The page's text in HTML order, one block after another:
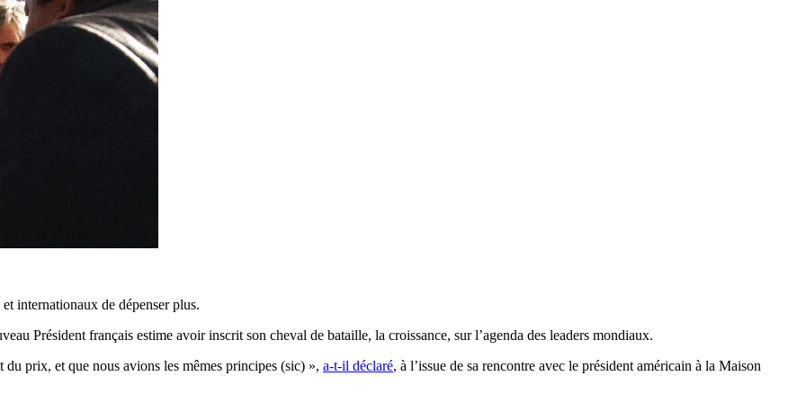
internationaux de dépenser plus.
Président français estime avoir inscrit son cheval de bataille, la croissance, sur l’agenda des leaders mondiaux.
prix, et que nous avions les mêmes principes (sic) », a-t-il déclaré, à l’issue de sa rencontre avec le président américain à la Maison